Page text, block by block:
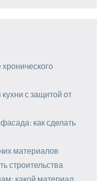
с защитой от
как сделать
материалов
строительства
какой материал